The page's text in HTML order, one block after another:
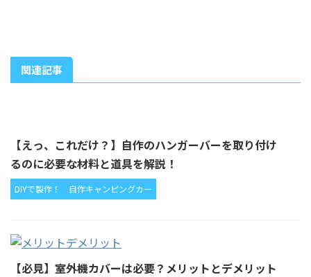
関連記事
【えっ、これだけ？】自作のハンガーバーを取り付け
るのに必要な材料と道具を解説！
DIYで製作！ 自作キャンピングカー
【必見】室外機カバーは必要？メリットとデメリット